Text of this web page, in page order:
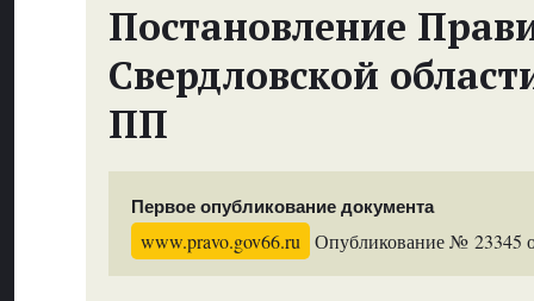
Постановление
Свердловской
ПП
Первое опубликование документа
www.pravo.gov66.ru Опубликование № 23345